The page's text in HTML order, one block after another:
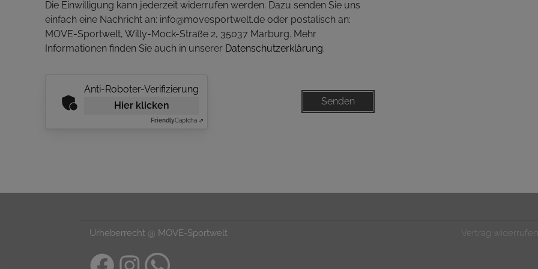
Die Einwilligung kann jederzeit widerrufen werden. Dazu senden Sie uns
einfach eine Nachricht an: info@movesportwelt.de oder postalisch an:
MOVE-Sportwelt, Willy-Mock-Straße 2, 35037 Marburg. Mehr
Informationen finden Sie auch in unserer Datenschutzerklärung.
Anti-Roboter-Verifizierung
Hier klicken
FriendlyCaptcha ⇗
Senden
Urheberrecht @ MOVE-Sportwelt Vertrag widerrufen